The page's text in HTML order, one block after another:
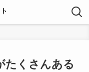
たくさんある